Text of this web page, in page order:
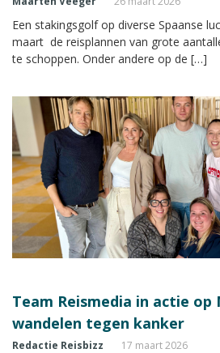
Een stakingsgolf op diverse Spaanse
maart de reisplannen van grote
te schoppen. Onder andere op de […]
Team Reismedia in actie op
wandelen tegen kanker
Redactie Reisbizz 17 maart 2026